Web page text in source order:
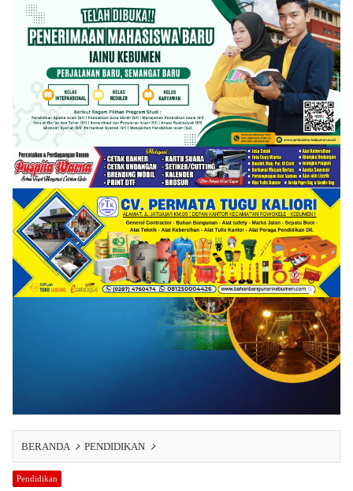
BERANDA PENDIDIKAN
Pendidikan